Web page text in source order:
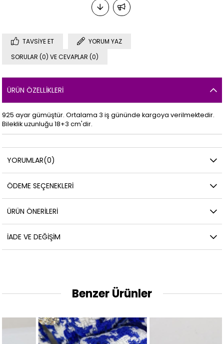
TAVSIYE ET
YORUM YAZ
SORULAR (0) VE CEVAPLAR (0)
ÜRÜN ÖZELLIKLERI
925 ayar gümüştür. Ortalama 3 iş gününde kargoya verilmektedir.
Bileklik uzunluğu 18+3 cm'dir.
YORUMLAR(0)
ÖDEME SEÇENEKLERI
ÜRÜN ÖNERILERI
İADE VE DEĞIŞIM
Benzer Ürünler